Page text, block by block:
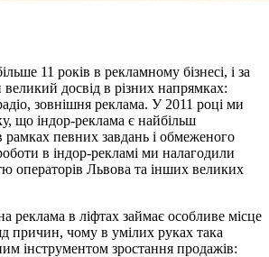
11 років в рекламному бізнесі, і за
досвід в різних напрямках:
зовнішня реклама. У 2011 році ми
що індор-реклама є найбільш
певних завдань і обмеженого
в індор-рекламі ми налагодили
операторів Львова та інших великих
реклама в ліфтах займає особливе місце
причин, чому в умілих руках така
інструментом зростання продажів: